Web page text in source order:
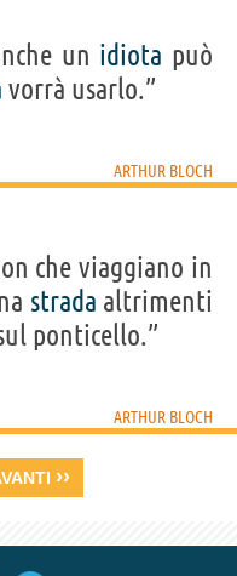
un idiota può
vorrà usarlo.”
ARTHUR BLOCH
che viaggiano in
strada altrimenti
ponticello.”
ARTHUR BLOCH
››